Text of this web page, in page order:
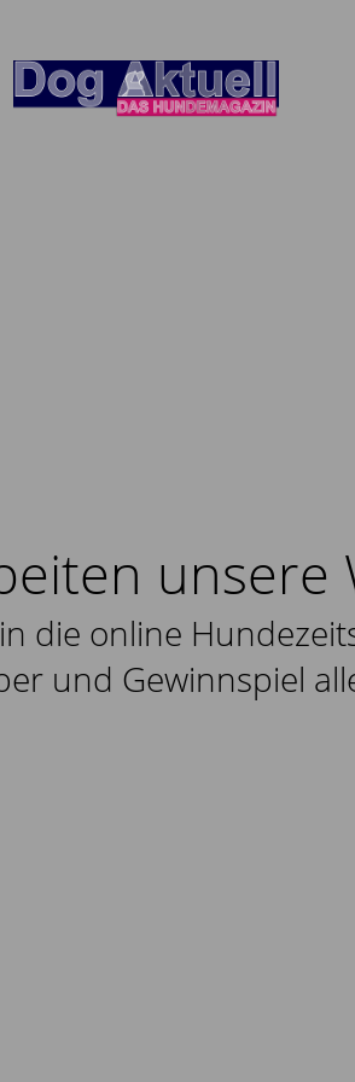
unsere
die online
und Gewinnspiel